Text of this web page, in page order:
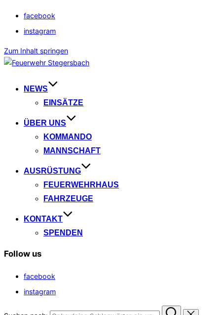
facebook
instagram
Zum Inhalt springen
NEWS
EINSÄTZE
ÜBER UNS
KOMMANDO
MANNSCHAFT
AUSRÜSTUNG
FEUERWEHRHAUS
FAHRZEUGE
KONTAKT
SPENDEN
Follow us
facebook
instagram